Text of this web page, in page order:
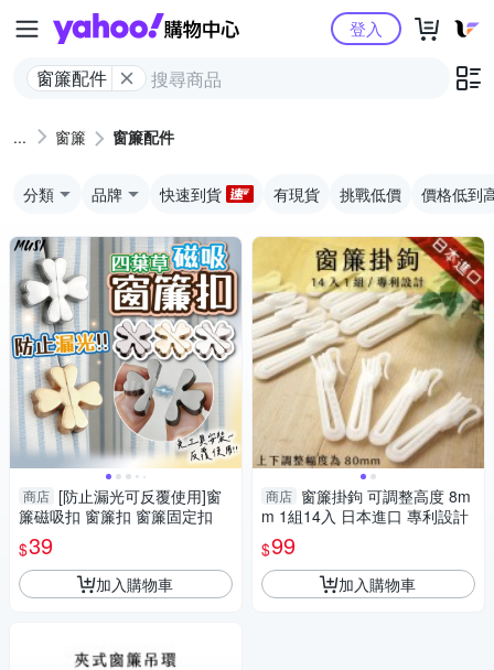
Yahoo購物中心
窗簾配件
登入
窗簾 窗簾配件
分類 品牌 快速到貨 有現貨 挑戰低價 價格低到
商店 [防止漏光可反覆使用]窗
簾磁吸扣 窗簾扣 窗簾固定扣
$39
加入購物車
商店 窗簾掛鉤 可調整高度 8m
m 1組14入 日本進口 專利設計
$99
加入購物車